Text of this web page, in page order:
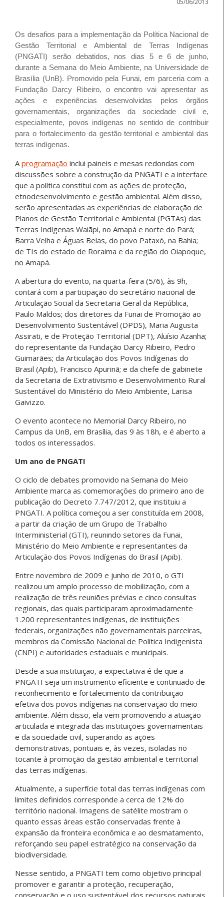
Os desafios para a implementação da Política Nacional de
Gestão Territorial e Ambiental de Terras Indígenas
(PNGATI) serão debatidos, nos dias 5 e 6 de junho,
durante a Semana do Meio Ambiente, na Universidade de
Brasília (UnB). Promovido pela Funai, em parceria com a
Fundação Darcy Ribeiro, o encontro vai apresentar as
ações e experiências desenvolvidas pelos órgãos
governamentais, organizações da sociedade civil e,
especialmente, povos indígenas no sentido de contribuir
para o fortalecimento da gestão territorial e ambiental das
terras indígenas.
A programação inclui paineis e mesas redondas com
discussões sobre a construção da PNGATI e a interface
que a política constitui com as ações de proteção,
etnodesenvolvimento e gestão ambiental. Além disso,
serão apresentadas as experiências de elaboração de
Planos de Gestão Territorial e Ambiental (PGTAs) das
Terras Indígenas Waiãpi, no Amapá e norte do Pará;
Barra Velha e Águas Belas, do povo Pataxó, na Bahia;
de TIs do estado de Roraima e da região do Oiapoque,
no Amapá.
A abertura do evento, na quarta-feira (5/6), às 9h,
contará com a participação do secretário nacional de
Articulação Social da Secretaria Geral da República,
Paulo Maldos; dos diretores da Funai de Promoção ao
Desenvolvimento Sustentável (DPDS), Maria Augusta
Assirati, e de Proteção Territorial (DPT), Aluísio Azanha;
do representante da Fundação Darcy Ribeiro, Pedro
Guimarães; da Articulação dos Povos Indígenas do
Brasil (Apib), Francisco Apurinã; e da chefe de gabinete
da Secretaria de Extrativismo e Desenvolvimento Rural
Sustentável do Ministério do Meio Ambiente, Larisa
Gaivizzo.
O evento acontece no Memorial Darcy Ribeiro, no
Campus da UnB, em Brasília, das 9 às 18h, e é aberto a
todos os interessados.
Um ano de PNGATI
O ciclo de debates promovido na Semana do Meio
Ambiente marca as comemorações do primeiro ano de
publicação do Decreto 7.747/2012, que instituiu a
PNGATI. A política começou a ser constituída em 2008,
a partir da criação de um Grupo de Trabalho
Interministerial (GTI), reunindo setores da Funai,
Ministério do Meio Ambiente e representantes da
Articulação dos Povos Indígenas do Brasil (Apib).
Entre novembro de 2009 e junho de 2010, o GTI
realizou um amplo processo de mobilização, com a
realização de três reuniões prévias e cinco consultas
regionais, das quais participaram aproximadamente
1.200 representantes indígenas, de instituições
federais, organizações não governamentais parceiras,
membros da Comissão Nacional de Política Indigenista
(CNPI) e autoridades estaduais e municipais.
Desde a sua instituição, a expectativa é de que a
PNGATI seja um instrumento eficiente e continuado de
reconhecimento e fortalecimento da contribuição
efetiva dos povos indígenas na conservação do meio
ambiente. Além disso, ela vem promovendo a atuação
articulada e integrada das instituições governamentais
e da sociedade civil, superando as ações
demonstrativas, pontuais e, às vezes, isoladas no
tocante à promoção da gestão ambiental e territorial
das terras indígenas.
Atualmente, a superfície total das terras indígenas com
limites definidos corresponde a cerca de 12% do
território nacional. Imagens de satélite mostram o
quanto essas áreas estão conservadas frente à
expansão da fronteira econômica e ao desmatamento,
reforçando seu papel estratégico na conservação da
biodiversidade.
Nesse sentido, a PNGATI tem como objetivo principal
promover e garantir a proteção, recuperação,
conservação e o uso sustentável dos recursos naturais